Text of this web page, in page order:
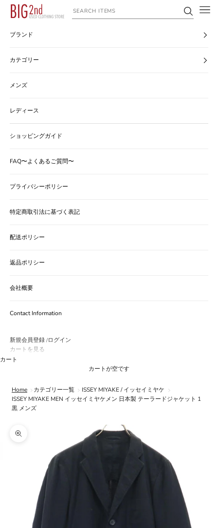
コンテンツへスキップ
ヴィンテージ古着のオンライン通販なら【公式】古着屋BIG2nd
ブランド
カテゴリー
メンズ
レディース
ショッピングガイド
FAQ〜よくあるご質問〜
プライバシーポリシー
特定商取引法に基づく表記
配送ポリシー
返品ポリシー
会社概要
Contact Information
新規会員登録 /ログイン
カートを見る
カート
カートが空です
Home カテゴリー一覧
ISSEY MIYAKE / イッセイミヤケ
ISSEY MIYAKE MEN イッセイミヤケメン 日本製 テーラードジャケット 1
黒 メンズ
ズームイン